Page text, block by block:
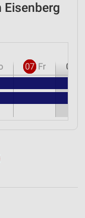
Eisenberg
07 Fr 08